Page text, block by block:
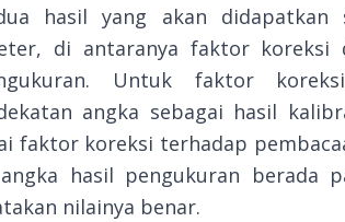
hasil yang akan didapatkan
di antaranya faktor koreksi
Untuk faktor
angka sebagai hasil
faktor koreksi terhadap
hasil pengukuran berada
nilainya benar.